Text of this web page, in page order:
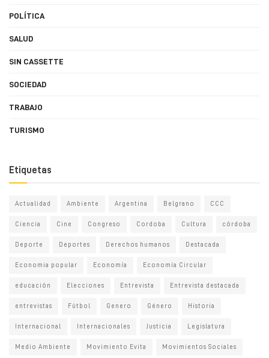
POLÍTICA
SALUD
SIN CASSETTE
SOCIEDAD
TRABAJO
TURISMO
Etiquetas
Actualidad Ambiente Argentina Belgrano CCC
Ciencia Cine Congreso Cordoba Cultura córdoba
Deporte Deportes Derechos humanos Destacada
Economia popular Economía Economía Circular
educación Elecciones Entrevista Entrevista destacada
entrevistas Fútbol Genero Género Historia
Internacional Internacionales Justicia Legislatura
Medio Ambiente Movimiento Evita Movimientos Sociales